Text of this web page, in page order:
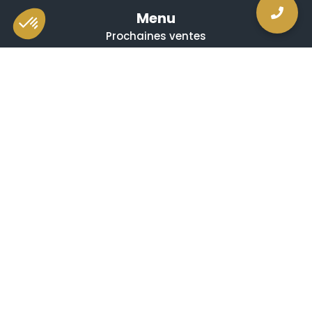
Menu
Prochaines ventes